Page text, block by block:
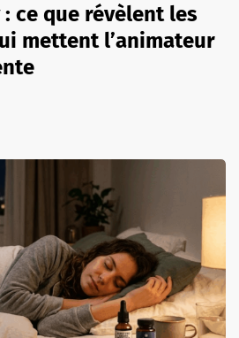
ce que révèlent les
mettent l’animateur